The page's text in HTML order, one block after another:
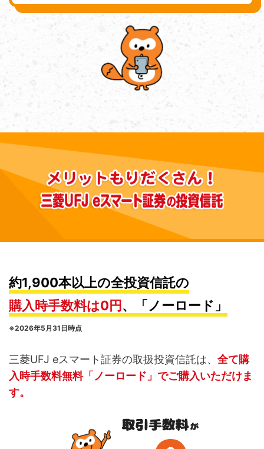
約1,900本以上の全投資信託の
購入時手数料は0円、「ノーロード」
※2026年5月31日時点
三菱UFJ eスマート証券の取扱投資信託は、 全て購
入時手数料無料「ノーロード」でご購入いただけま
す。